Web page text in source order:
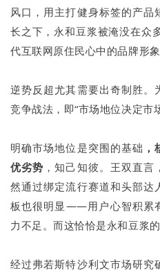
风口，用主打健身标签的产
长之下，永和豆浆被淹没在众
代互联网原住民心中的品牌形象
逆势反超尤其需要出奇制胜。
竞争战法，即“市场地位决定市
明确市场地位是突围的基础
优劣势 ，知己知彼。王双直
然通过绑定流行赛道和头部达
板也很明显——用户心智积累
力不足。而这恰恰是永和豆浆的
经过弗若斯特沙利文市场研究